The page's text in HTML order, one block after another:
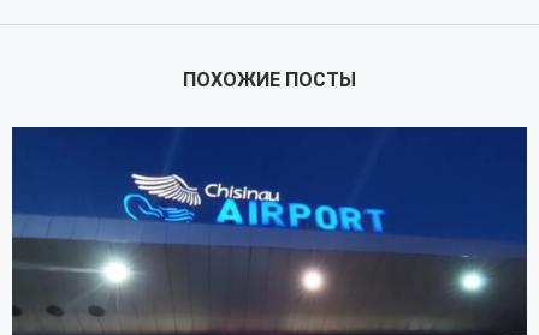
ПОХОЖИЕ ПОСТЫ